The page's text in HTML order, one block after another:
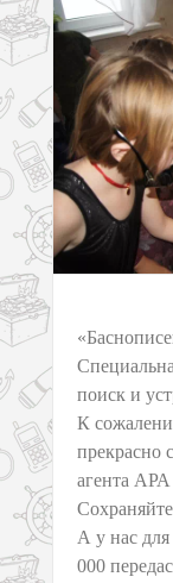
поиск и
К
прекрасно
агента
А у нас для
000